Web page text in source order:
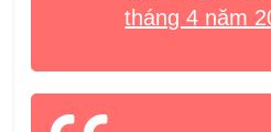
tháng 4 năm